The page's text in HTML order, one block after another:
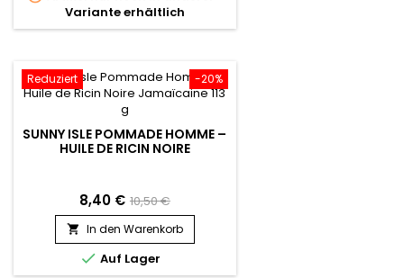
ätherisches Lavendelöl zur
wirksamen Behandlung und Pflege
der Welt der Aromen...
Variante erhältlich
-20%
Reduziert
SUNNY ISLE POMMADE HOMME –
HUILE DE RICIN NOIRE
8,40 € 10,50 €
 In den Warenkorb
 Auf Lager